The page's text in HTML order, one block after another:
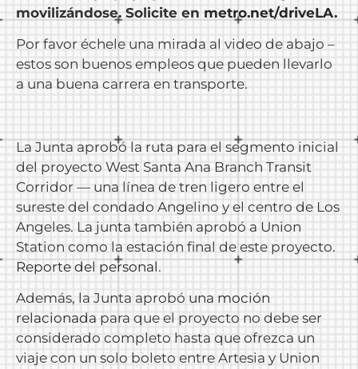
movilizándose. Solicite en metro.net/driveLA.
Por favor échele una mirada al video de abajo –
estos son buenos empleos que pueden llevarlo
a una buena carrera en transporte.
La Junta aprobó la ruta para el segmento inicial
del proyecto West Santa Ana Branch Transit
Corridor — una línea de tren ligero entre el
sureste del condado Angelino y el centro de Los
Angeles. La junta también aprobó a Union
Station como la estación final de este proyecto.
Reporte del personal.
Además, la Junta aprobó una moción
relacionada para que el proyecto no debe ser
considerado completo hasta que ofrezca un
viaje con un solo boleto entre Artesia y Union